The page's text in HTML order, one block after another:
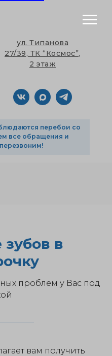
ул. Типанова
27/39, ТК “Космос”,
2 этаж
перебои со
все обращения и
в
проблем у Вас под
вам получить